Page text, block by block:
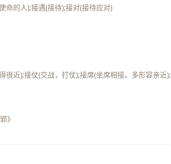
命的人);接遇(接待);接对(接待应对)
很近);接仗(交战，打仗);接席(坐席相接。多形容亲近);
》